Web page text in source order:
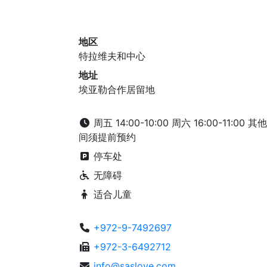
地区
特拉维夫和中心
地址
埃亚勒合作居留地
周五 14:00-10:00 周六 16:00-11:00 其
间须提前预约
停车处
无障碍
适合儿童
+972-9-7492697
+972-3-6492712